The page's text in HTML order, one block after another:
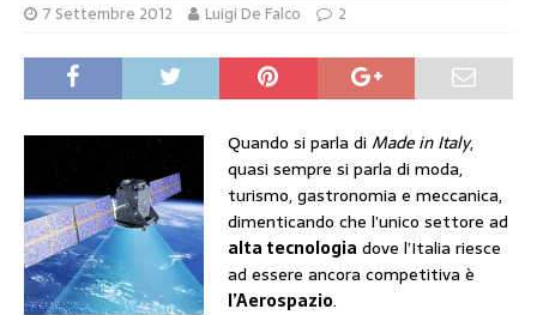
7 Settembre 2012 Luigi De Falco 2
Quando si parla di Made in Italy,
quasi sempre si parla di moda,
turismo, gastronomia e meccanica,
dimenticando che l’unico settore ad
alta tecnologia dove l’Italia riesce
ad essere ancora competitiva è
l’Aerospazio.